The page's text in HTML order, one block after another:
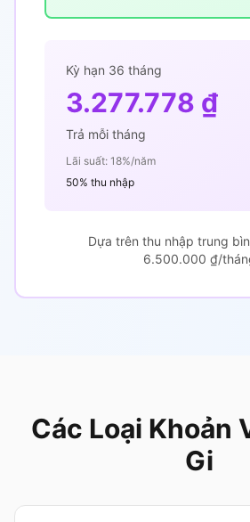
Kỳ hạn 36 tháng
3.277.778 ₫
Trả mỗi tháng
Lãi suất: 18%/năm
50% thu nhập
Dựa trên thu nhập trung
6.500.000 ₫/
Các Loại Khoản
Gi